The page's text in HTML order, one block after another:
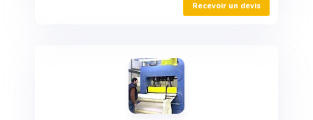
Recevoir un devis